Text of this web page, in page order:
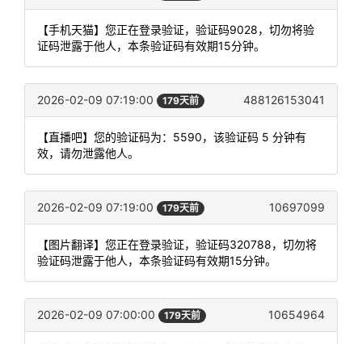
【手机天猫】您正在登录验证，验证码9028，切勿将验
证码泄露于他人，本条验证码有效期15分钟。
2026-02-09 07:19:00 179天前 488126153041
【直播吧】您的验证码为：5590，该验证码 5 分钟有
效，请勿泄露他人。
2026-02-09 07:19:00 179天前 10697099
【图片翻译】您正在登录验证，验证码320788，切勿将
验证码泄露于他人，本条验证码有效期15分钟。
2026-02-09 07:00:00 179天前 10654964